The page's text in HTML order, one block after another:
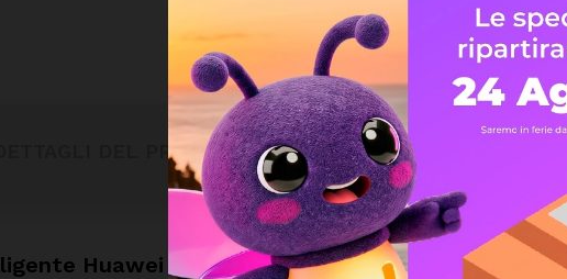
DETTAGLI DEL PRODOTTO SCHEDE TECNICHE
Huawei SmartGuard-63A-S0 (Monofase)